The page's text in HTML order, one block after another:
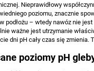
Nieprawidłowy
poziomu, znacznie
podłożu – wtedy nawóz nie
ważne jest utrzymanie
dni pH cały czas się zmienia.
poziomy pH